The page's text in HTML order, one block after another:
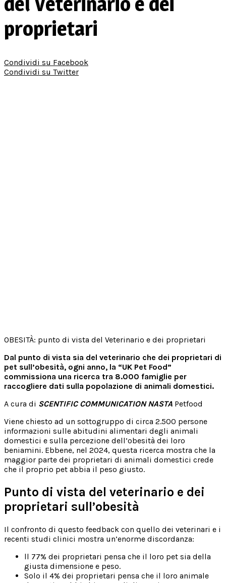
proprietari
Condividi su Facebook
Condividi su Twitter
OBESITÀ: punto di vista del Veterinario e dei proprietari
Dal punto di vista sia del veterinario che dei proprietari di
pet sull’obesità, ogni anno, la “UK Pet Food”
commissiona una ricerca tra 8.000 famiglie per
raccogliere dati sulla popolazione di animali domestici.
A cura di SCENTIFIC COMMUNICATION NASTA Petfood
Viene chiesto ad un sottogruppo di circa 2.500 persone
informazioni sulle abitudini alimentari degli animali
domestici e sulla percezione dell’obesità dei loro
beniamini. Ebbene, nel 2024, questa ricerca mostra che la
maggior parte dei proprietari di animali domestici crede
che il proprio pet abbia il peso giusto.
Punto di vista del veterinario e dei
proprietari sull’obesità
Il confronto di questo feedback con quello dei veterinari e i
recenti studi clinici mostra un’enorme discordanza:
ll 77% dei proprietari pensa che il loro pet sia della
giusta dimensione e peso.
Solo il 4% dei proprietari pensa che il loro animale